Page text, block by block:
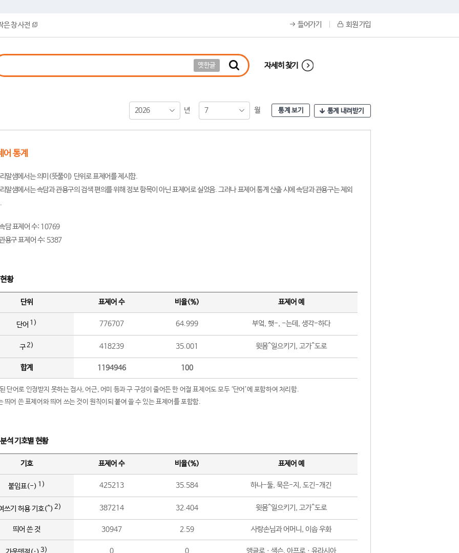
은 창 사전 들어가기 회원 가입
옛한글 자세히 찾기
2026 년 7 월 통계 보기 통계 내려받기
어 통계
말샘에서는 의미(뜻풀이) 단위로 표제어를 제시함.
말샘에서는 속담과 관용구의 검색 편의를 위해 정보 항목이 아닌 표제어로 실었음. 그러나 표제어 통계 산출 시에 속담과 관용구는 제외
담 표제어 수: 10769
용구 표제어 수: 5387
황
단위 표제어 수 비율(%) 표제어 예
단어 1) 776707 64.999 부엌, 햇-, -는데, 생각-하다
구2) 418239 35.001 윗몸^일으키기, 고가^도로
합계 1194946 100
단어로 인정받지 못하는 접사, 어근, 어미 등과 구 구성이 줄어든 한 어절 표제어도 모두 ‘단어’에 포함하여 처리함.
띄어 쓴 표제어와 띄어 쓰는 것이 원칙이되 붙여 쓸 수 있는 표제어를 포함함.
석 기호별 현황
기호 표제어 수 비율(%) 표제어 예
붙임표(-) 1) 425213 35.584 하나-둘, 묵은-지, 도긴-개긴
쓰기 허용 기호(^) 2) 387214 32.404 윗몸^일으키기, 고가^도로
띄어 쓴 것 30947 2.59 사랑손님과 어머니, 이솝 우화
3) 0 0 앵글로ㆍ색슨, 아프로ㆍ유라시아